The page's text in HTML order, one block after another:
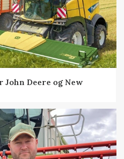
Deere og New